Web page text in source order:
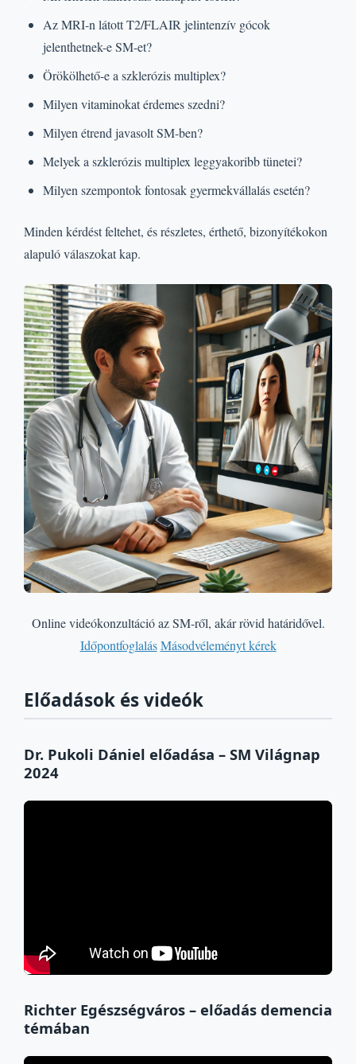
Az MRI-n látott T2/FLAIR jelintenzív gócok
jelenthetnek-e SM-et?
Örökölhető-e a szklerózis multiplex?
Milyen vitaminokat érdemes szedni?
Milyen étrend javasolt SM-ben?
Melyek a szklerózis multiplex leggyakoribb tünetei?
Milyen szempontok fontosak gyermekvállalás esetén?
Minden kérdést feltehet, és részletes, érthető, bizonyítékokon
alapuló válaszokat kap.
Online videókonzultáció az SM-ről, akár rövid határidővel.
Időpontfoglalás Másodvéleményt kérek
Előadások és videók
Dr. Pukoli Dániel előadása – SM Világnap
2024
Richter Egészségváros – előadás demencia
témában